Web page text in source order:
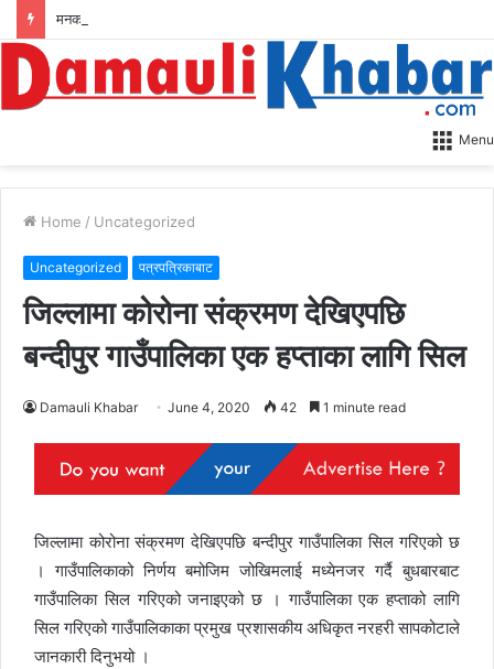
मनको एउटा रित्तो पाना: मेरो अन्तिम राजनीतिक यात्रा
Menu
Home / Uncategorized
Uncategorized पत्रपत्रिकाबाट
जिल्लामा कोरोना संक्रमण देखिएपछि
बन्दीपुर गाउँपालिका एक हप्ताका लागि सिल
Damauli Khabar June 4, 2020 42 1 minute read
जिल्लामा कोरोना संक्रमण देखिएपछि बन्दीपुर गाउँपालिका सिल गरिएको छ
। गाउँपालिकाको निर्णय बमोजिम जोखिमलाई मध्येनजर गर्दै बुधबारबाट
गाउँपालिका सिल गरिएको जनाइएको छ । गाउँपालिका एक हप्ताको लागि
सिल गरिएको गाउँपालिकाका प्रमुख प्रशासकीय अधिकृत नरहरी सापकोटाले
जानकारी दिनुभयो ।